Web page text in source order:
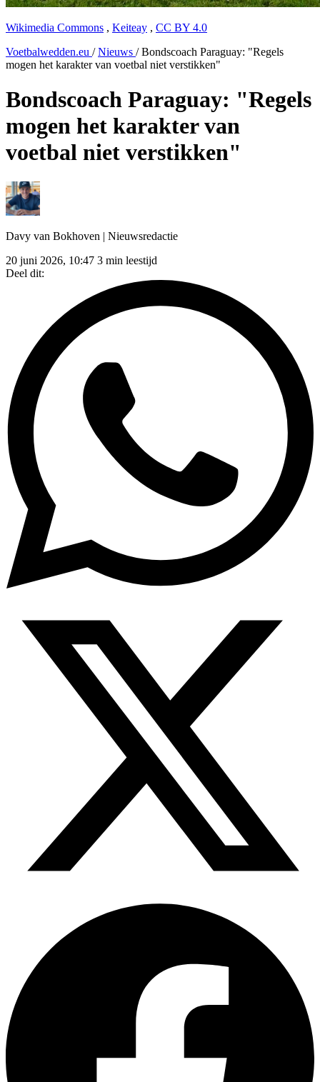
Wikimedia Commons , Keiteay , CC BY 4.0
Voetbalwedden.eu / Nieuws / Bondscoach Paraguay: "Regels
mogen het karakter van voetbal niet verstikken"
Bondscoach Paraguay: "Regels
mogen het karakter van
voetbal niet verstikken"
Davy van Bokhoven | Nieuwsredactie
20 juni 2026, 10:47 3 min leestijd
Deel dit: